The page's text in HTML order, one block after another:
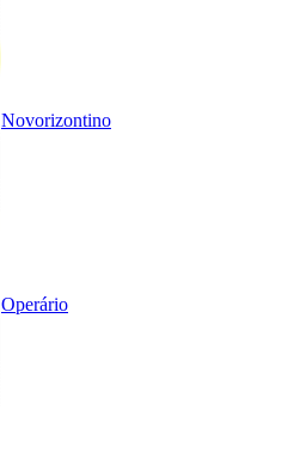
Novorizontino
Operário